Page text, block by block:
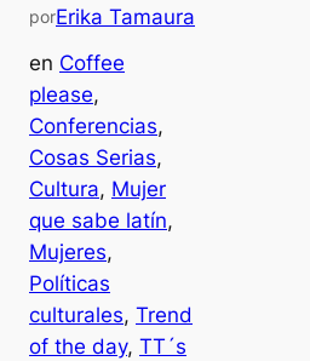
porErika Tamaura
en Coffee
please
Conferencias
Cosas Serias
Cultura, Mujer
que sabe latín
Mujeres
Políticas
culturales, Trend
of the day, TT´s